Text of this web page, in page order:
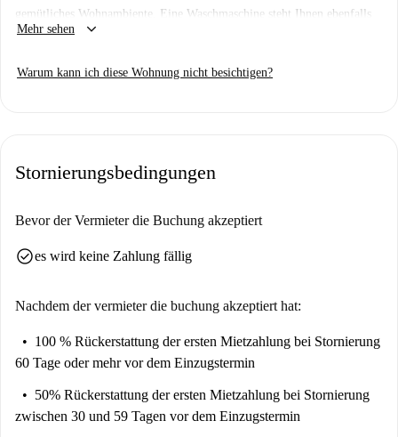
gemütliches Wohnambiente. Eine Waschmaschine steht Ihnen ebenfalls
zur Verfügung. Dank des Internetanschlusses bleiben Sie in Ihrem neuen
in der Wohnung nicht gestattet sind. Die Ausstattung des Apartments
kulinarische Köstlichkeiten wie das Bar Juani, die Tienda Los Prados
historische Aussichtspunkt Mirador Castillo Málaga, der einen Einblick
Universität Gudnaco Málaga befindet sich ebenfalls in der Nähe und
Berufstätige im akademischen Bereich.
Mehr sehen keyboard_arrow_down
Warum kann ich diese Wohnung nicht besichtigen?
Stornierungsbedingungen
Bevor der Vermieter die Buchung akzeptiert
check_circlees wird keine Zahlung fällig
Nachdem der vermieter die buchung akzeptiert hat:
100 % Rückerstattung der ersten Mietzahlung bei Stornierung
60 Tage oder mehr vor dem Einzugstermin
50% Rückerstattung der ersten Mietzahlung bei Stornierung
zwischen 30 und 59 Tagen vor dem Einzugstermin